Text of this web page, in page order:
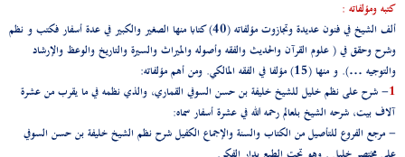
كتبه ومؤلفاته :
ألف الشيخ في فنون عديدة وتجازوت مؤلفاته (40) كتابا منها الصغير والكبير في عدة أسفار فكتب و نظم
وشرح وحقق في ( علوم القرآن والحديث والفقه وأصوله والميراث والسيرة والتاريخ والوعظ والإرشاد
والتوجيه …). و منها (15) مؤلفا في الفقه المالكي. ومن أهم مؤلفاته:
1- شرح على نظم خليل للشيخ خليفة بن حسن السوفي القماري، والذي نظمه في ما يقرب من عشرة
آلاف بيت، شرحه الشيخ بلعالم رحمه الله في عشرة أسفار سماه:
- مرجع الفروع للتأصيل من الكتاب والسنة والإجماع الكفيل شرح نظم الشيخ خليفة بن حسن السوفي